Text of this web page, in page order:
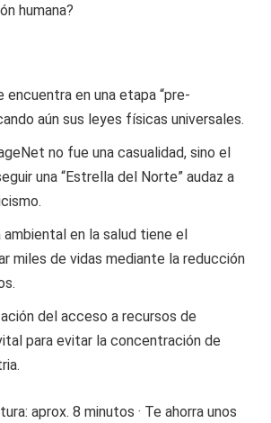
humana?
encuentra en una etapa “pre-
aún sus leyes físicas universales.
no fue una casualidad, sino el
una “Estrella del Norte” audaz a
ambiental en la salud tiene el
miles de vidas mediante la reducción
del acceso a recursos de
para evitar la concentración de
aprox. 8 minutos · Te ahorra unos